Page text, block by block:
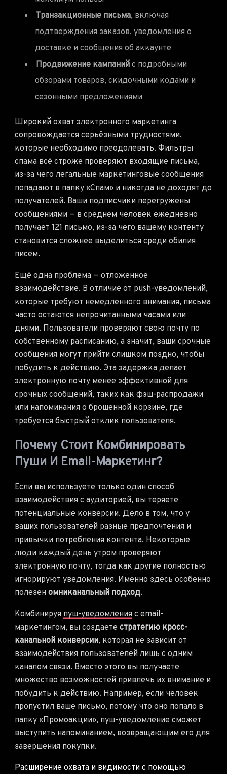
Транзакционные письма, включая
подтверждения заказов, уведомления о
доставке и сообщения об аккаунте
Продвижение кампаний с подробными
обзорами товаров, скидочными кодами и
сезонными предложениями
Широкий охват электронного маркетинга
сопровождается серьёзными трудностями,
которые необходимо преодолевать. Фильтры
спама всё строже проверяют входящие письма,
из-за чего легальные маркетинговые сообщения
попадают в папку «Спам» и никогда не доходят до
получателей. Ваши подписчики перегружены
сообщениями — в среднем человек ежедневно
получает 121 письмо, из-за чего вашему контенту
становится сложнее выделиться среди обилия
писем.
Ещё одна проблема — отложенное
взаимодействие. В отличие от push-уведомлений,
которые требуют немедленного внимания, письма
часто остаются непрочитанными часами или
днями. Пользователи проверяют свою почту по
собственному расписанию, а значит, ваши срочные
сообщения могут прийти слишком поздно, чтобы
побудить к действию. Эта задержка делает
электронную почту менее эффективной для
срочных сообщений, таких как фэш-распродажи
или напоминания о брошенной корзине, где
требуется быстрый отклик пользователя.
Почему Стоит Комбинировать
Пуши И Email-Маркетинг?
Если вы используете только один способ
взаимодействия с аудиторией, вы теряете
потенциальные конверсии. Дело в том, что у
ваших пользователей разные предпочтения и
привычки потребления контента. Некоторые
люди каждый день утром проверяют
электронную почту, тогда как другие полностью
игнорируют уведомления. Именно здесь особенно
полезен омниканальный подход.
Комбинируя пуш-уведомления с email-
маркетингом, вы создаете стратегию кросс-
канальной конверсии, которая не зависит от
взаимодействия пользователей лишь с одним
каналом связи. Вместо этого вы получаете
множество возможностей привлечь их внимание и
побудить к действию. Например, если человек
пропустил ваше письмо, потому что оно попало в
папку «Промоакции», пуш-уведомление сможет
выступить напоминанием, возвращающим его для
завершения покупки.
Расширение охвата и видимости с помощью